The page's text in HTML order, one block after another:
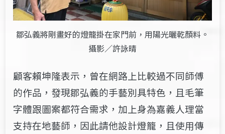
鄒弘義將剛畫好的燈籠掛在家門前，用陽光曬乾顏料。
攝影／許詠晴
顧客賴坤隆表示，曾在網路上比較過不同師傅
的作品，發現鄒弘義的手藝別具特色，且毛筆
字體跟圖案都符合需求，加上身為嘉義人理當
支持在地藝師，因此請他設計燈籠，且使用傳